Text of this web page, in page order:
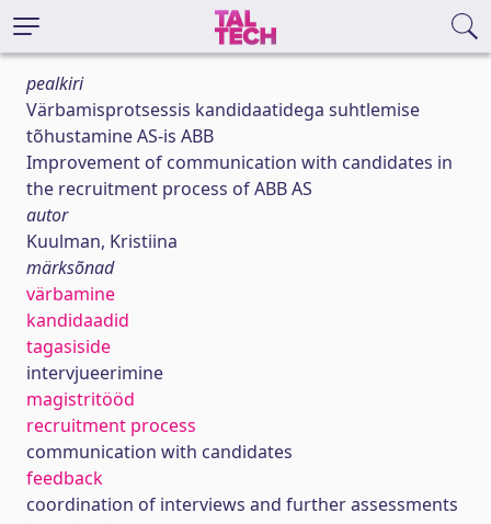
pealkiri
Värbamisprotsessis kandidaatidega suhtlemise
tõhustamine AS-is ABB
Improvement of communication with candidates in
the recruitment process of ABB AS
autor
Kuulman, Kristiina
märksõnad
värbamine
kandidaadid
tagasiside
intervjueerimine
magistritööd
recruitment process
communication with candidates
feedback
coordination of interviews and further assessments